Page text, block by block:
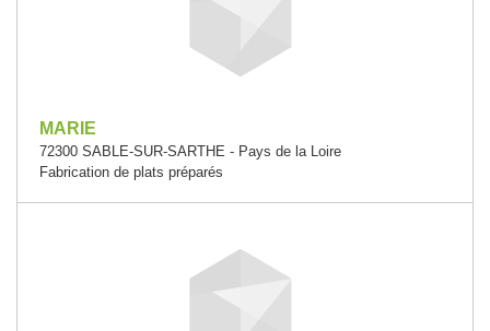
MARIE
72300 SABLE-SUR-SARTHE - Pays de la Loire
Fabrication de plats préparés